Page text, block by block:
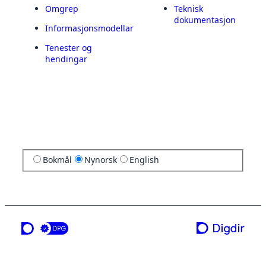
Omgrep
Informasjonsmodellar
Tenester og
hendingar
Teknisk
dokumentasjon
Bokmål Nynorsk English